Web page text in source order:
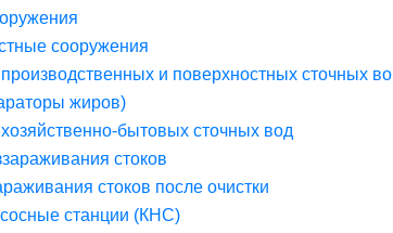
сооружения
и поверхностных сточных во
жиров)
бытовых сточных вод
стоков
стоков после очистки
станции (КНС)